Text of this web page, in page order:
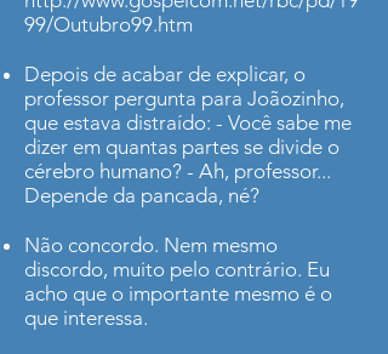
99/Outubro99.htm
Depois de acabar de explicar, o
professor pergunta para Joãozinho,
que estava distraído: - Você sabe me
dizer em quantas partes se divide o
cérebro humano? - Ah, professor...
Depende da pancada, né?
Não concordo. Nem mesmo
discordo, muito pelo contrário. Eu
acho que o importante mesmo é o
que interessa.